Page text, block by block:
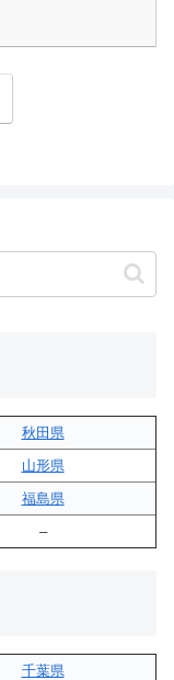
秋田県
山形県
福島県
–
千葉県